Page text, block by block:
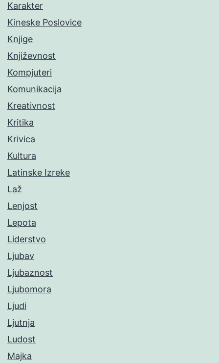
Karakter
Kineske Poslovice
Knjige
Književnost
Kompjuteri
Komunikacija
Kreativnost
Kritika
Krivica
Kultura
Latinske Izreke
Laž
Lenjost
Lepota
Liderstvo
Ljubav
Ljubaznost
Ljubomora
Ljudi
Ljutnja
Ludost
Majka